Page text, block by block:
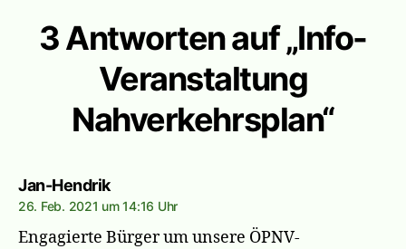
3 Antworten auf „Info-
Veranstaltung
Nahverkehrsplan“
Jan-Hendriksagt:
26. Feb. 2021 um 14:16 Uhr
Engagierte Bürger um unsere ÖPNV-